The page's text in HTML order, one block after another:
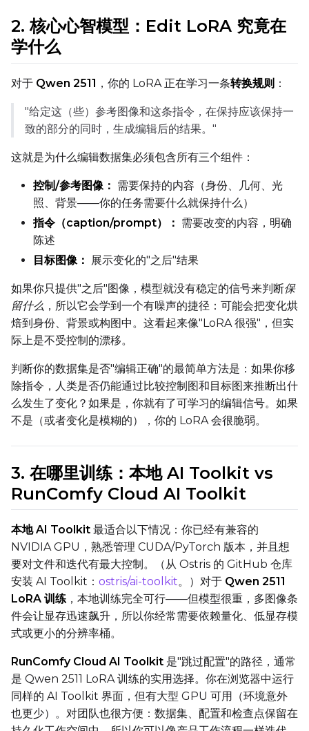
EMA (Exponential Moving
Text Encoder Optimizations
Regularization
Toggle Differential
Differential Output
Other
ToggleContrastive
Contrastive Guidance
ADVANCED
DATASETS
You have no
come back here.
Upload a dataset
Dataset1
Target Dataset
Select...
Control Dataset 1
Control Dataset 3
2. 核心心智模型：Edit LoRA 究竟在
学什么
对于 Qwen 2511 ，你的 LoRA 正在学习一条转换规则 ：
"给定这（些）参考图像和这条指令，在保持应该保持一
致的部分的同时，生成编辑后的结果。"
这就是为什么编辑数据集必须包含所有三个组件：
控制/参考图像： 需要保持的内容（身份、几何、光
照、背景——你的任务需要什么就保持什么）
指令（caption/prompt）： 需要改变的内容，明确
陈述
目标图像：
展示变化的"之后"结果
如果你只提供"之后"图像，模型就没有稳定的信号来判断保
留什么 ，所以它会学到一个有噪声的捷径：可能会把变化烘
焙到身份、背景或构图中。这看起来像"LoRA 很强"，但实
际上是不受控制的漂移。
判断你的数据集是否"编辑正确"的最简单方法是：如果你移
除指令，人类是否仍能通过比较控制图和目标图来推断出什
么发生了变化？如果是，你就有了可学习的编辑信号。如果
不是（或者变化是模糊的），你的 LoRA 会很脆弱。
3. 在哪里训练：本地 AI Toolkit vs
RunComfy Cloud AI Toolkit
本地 AI Toolkit 最适合以下情况：你已经有兼容的
NVIDIA GPU，熟悉管理 CUDA/PyTorch 版本，并且想
要对文件和迭代有最大控制。（从 Ostris 的 GitHub 仓库
安装 AI Toolkit： ostris/ai-toolkit。）对于 Qwen 2511
LoRA 训练 ，本地训练完全可行——但模型很重，多图像条
件会让显存迅速飙升，所以你经常需要依赖量化、低显存模
式或更小的分辨率桶。
RunComfy Cloud AI Toolkit 是"跳过配置"的路径，通常
是 Qwen 2511 LoRA 训练的实用选择。你在浏览器中运行
同样的 AI Toolkit 界面，但有大型 GPU 可用（环境意外
也更少）。对团队也很方便：数据集、配置和检查点保留在